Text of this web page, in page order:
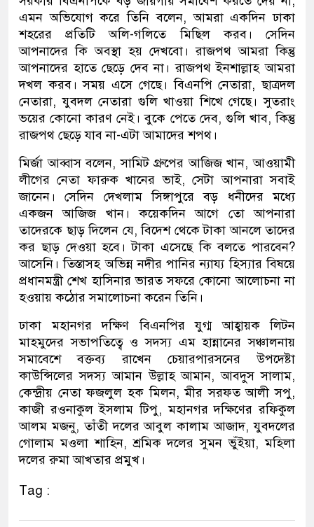
এমন অভিযোগ করে তিনি বলেন, আমরা একদিন ঢাকা
শহরের প্রতিটি অলি-গলিতে মিছিল করব। সেদিন
আপনাদের কি অবস্থা হয় দেখবো। রাজপথ আমরা কিন্তু
আপনাদের হাতে ছেড়ে দেব না। রাজপথ ইনশাল্লাহ আমরা
দখল করব। সময় এসে গেছে। বিএনপি নেতারা, ছাত্রদল
নেতারা, যুবদল নেতারা গুলি খাওয়া শিখে গেছে। সুতরাং
ভয়ের কোনো কারণ নেই। বুকে পেতে দেব, গুলি খাব, কিন্তু
রাজপথ ছেড়ে যাব না-এটা আমাদের শপথ।
মির্জা আব্বাস বলেন, সামিট গ্রুপের আজিজ খান, আওয়ামী
লীগের নেতা ফারুক খানের ভাই, সেটা আপনারা সবাই
জানেন। সেদিন দেখলাম সিঙ্গাপুরে বড় ধনীদের মধ্যে
একজন আজিজ খান। কয়েকদিন আগে তো আপনারা
তাদেরকে ছাড় দিলেন যে, বিদেশ থেকে টাকা আনলে তাদের
কর ছাড় দেওয়া হবে। টাকা এসেছে কি বলতে পারবেন?
আসেনি। তিস্তাসহ অভিন্ন নদীর পানির ন্যায্য হিস্যার বিষয়ে
প্রধানমন্ত্রী শেখ হাসিনার ভারত সফরে কোনো আলোচনা না
হওয়ায় কঠোর সমালোচনা করেন তিনি।
ঢাকা মহানগর দক্ষিণ বিএনপির যুগ্ম আহ্বায়ক লিটন
মাহমুদের সভাপতিত্বে ও সদস্য এম হান্নানের সঞ্চালনায়
সমাবেশে বক্তব্য রাখেন চেয়ারপারসনের উপদেষ্টা
কাউন্সিলের সদস্য আমান উল্লাহ আমান, আবদুস সালাম,
কেন্দ্রীয় নেতা ফজলুল হক মিলন, মীর সরফত আলী সপু,
কাজী রওনাকুল ইসলাম টিপু, মহানগর দক্ষিণের রফিকুল
আলম মজনু, তাঁতী দলের আবুল কালাম আজাদ, যুবদলের
গোলাম মওলা শাহিন, শ্রমিক দলের সুমন ভুঁইয়া, মহিলা
দলের রুমা আখতার প্রমুখ।
Tag :